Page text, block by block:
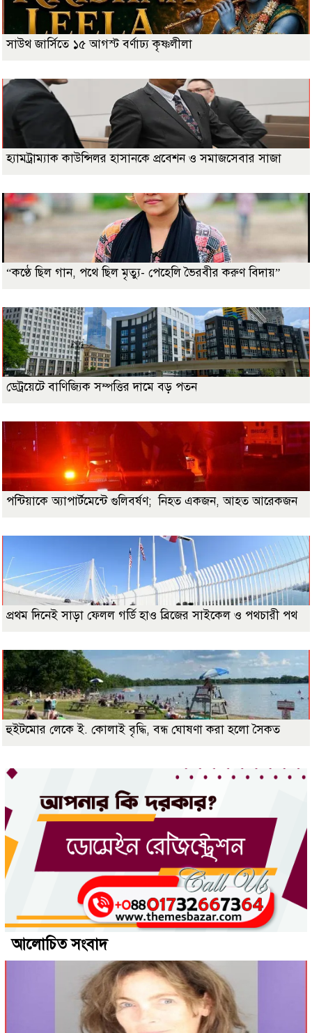
সাউথ জার্সিতে ১৫ আগস্ট বর্ণাঢ্য কৃষ্ণলীলা
হ্যামট্রাম্যাক কাউন্সিলর হাসানকে প্রবেশন ও সমাজসেবার সাজা
“কণ্ঠে ছিল গান, পথে ছিল মৃত্যু- পেহেলি ভৈরবীর করুণ বিদায়”
ডেট্রয়েটে বাণিজ্যিক সম্পত্তির দামে বড় পতন
পন্টিয়াকে অ্যাপার্টমেন্টে গুলিবর্ষণ; নিহত একজন, আহত আরেকজন
প্রথম দিনেই সাড়া ফেলল গর্ডি হাও ব্রিজের সাইকেল ও পথচারী পথ
হুইটমোর লেকে ই. কোলাই বৃদ্ধি, বন্ধ ঘোষণা করা হলো সৈকত
আলোচিত সংবাদ